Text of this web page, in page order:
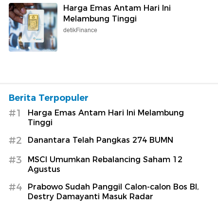
Harga Emas Antam Hari Ini
Melambung Tinggi
detikFinance
Berita Terpopuler
#1
Harga Emas Antam Hari Ini Melambung
Tinggi
#2 Danantara Telah Pangkas 274 BUMN
#3
MSCI Umumkan Rebalancing Saham 12
Agustus
#4
Prabowo Sudah Panggil Calon-calon Bos BI,
Destry Damayanti Masuk Radar